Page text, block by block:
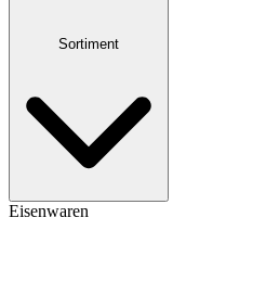
Sortiment
Eisenwaren